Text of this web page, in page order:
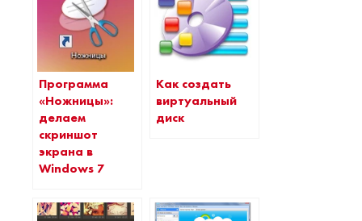
Программа
«Ножницы»:
делаем
скриншот
экрана в
Windows 7
Как создать
виртуальный
диск